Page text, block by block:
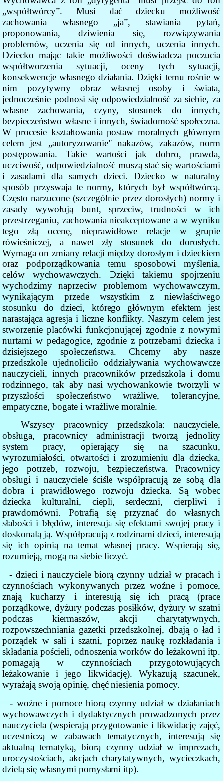
„współtwórcy”. Musi dać dziecku możliwość
zachowania własnego „ja”, stawiania pytań,
proponowania, dziwienia się, rozwiązywania
problemów, uczenia się od innych, uczenia innych.
Dziecko mając takie możliwości doświadcza poczucia
współtworzenia sytuacji, oceny tych sytuacji,
konsekwencje własnego działania. Dzięki temu rośnie w
nim pozytywny obraz własnej osoby i świata,
jednocześnie podnosi się odpowiedzialność za siebie, za
własne zachowania, czyny, stosunek do innych,
bezpieczeństwo własne i innych, świadomość społeczna.
W procesie kształtowania postaw moralnych głównym
celem jest „autoryzowanie” nakazów, zakazów, norm
postępowania. Takie wartości jak dobro, prawda,
uczciwość, odpowiedzialność muszą stać się wartościami
i zasadami dla samych dzieci. Dziecko w naturalny
sposób przyswaja te normy, których był współtwórcą.
Często narzucone (szczególnie przez dorosłych) normy i
zasady wywołują bunt, sprzeciw, trudności w ich
przestrzeganiu, zachowania nieakceptowane a w wyniku
tego złą ocenę, nieprawidłowe relacje w grupie
rówieśniczej, a nawet zły stosunek do dorosłych.
Wymaga on zmiany relacji między dorosłym i dzieckiem
oraz podporządkowania temu sposobowi myślenia,
celów wychowawczych. Dzięki takiemu spojrzeniu
wychodzimy naprzeciw problemom wychowawczym,
wynikającym przede wszystkim z niewłaściwego
stosunku do dzieci, którego głównym efektem jest
narastająca agresja i liczne konflikty. Naszym celem jest
stworzenie placówki funkcjonującej zgodnie z nowymi
nurtami w pedagogice, zgodnie z potrzebami dziecka i
dzisiejszego społeczeństwa. Chcemy aby nasze
przedszkole ujednoliciło oddziaływania wychowawcze
nauczycieli, innych pracowników przedszkola i domu
rodzinnego, tak aby nasi wychowankowie tworzyli w
przyszłości społeczeństwo wrażliwe, tolerancyjne,
empatyczne, bogate i wrażliwe moralnie.
Wszyscy pracownicy przedszkola: nauczyciele,
obsługa, pracownicy administracji tworzą jednolity
system pracy, opierający się na szacunku,
wyrozumiałości, otwartości i zrozumieniu dla dziecka,
jego potrzeb, rozwoju, bezpieczeństwa. Pracownicy
obsługi i nauczyciele ściśle współpracują ze sobą dla
dobra i prawidłowego rozwoju dziecka. Są wobec
dziecka kulturalni, ciepli, serdeczni, cierpliwi i
prawdomówni. Potrafią się przyznać do własnych
słabości i błędów, interesują się efektami swojej pracy i
doskonalą ją. Współpracują z rodzinami dzieci, interesują
się ich opinią na temat własnej pracy. Wspierają się,
rozumieją, mogą na siebie liczyć.
- dzieci i nauczyciele biorą czynny udział w pracach i
czynnościach wykonywanych przez woźne i pomoce,
znają kucharzy i interesują się ich pracą (prace
porządkowe, dyżury podczas posiłków, dyżury w szatni
podczas kiermaszów, akcji charytatywnych,
rozpowszechniania gazetki przedszkolnej, dbają o ład i
porządek w sali i szatni, poprzez naukę rozkładania i
składania pościeli, odnoszenia worków do leżakowni itp.
pomagają w czynnościach przygotowujących
leżakowanie i jego likwidację). Wykazują szacunek,
wyrażają swoją opinię, chęć niesienia pomocy.
- woźne i pomoce biorą czynny udział w działaniach
wychowawczych i dydaktycznych prowadzonych przez
nauczyciela (wspierają przygotowanie i likwidację zajęć,
uczestniczą w zabawach tematycznych, interesują się
aktualną tematyką, biorą czynny udział w imprezach,
uroczystościach, akcjach charytatywnych, wycieczkach,
dzielą się własnymi pomysłami itp).